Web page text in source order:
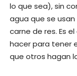
lo que sea), sin
agua que se
carne de res. Es
hacer para tener
que otros hagan